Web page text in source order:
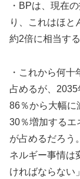
・BPは、現在
り、これはほと
約2倍に相当す
・これから何
占めるが、
86％から大幅に
30％増加するエ
が占めるだろう
ネルギー事情は
ければならない